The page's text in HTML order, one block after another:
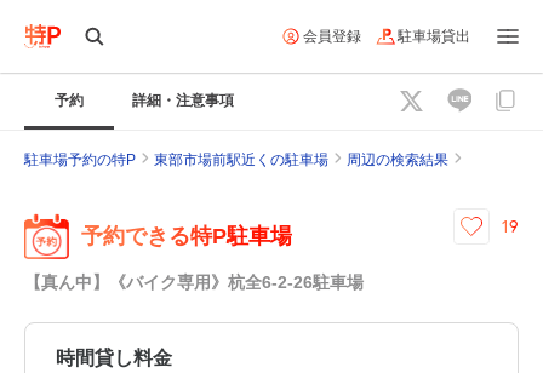
会員登録 駐車場貸出
予約 詳細・注意事項
駐車場予約の特P 東部市場前駅近くの駐車場 周辺の検索結果
予約できる特P駐車場
【真ん中】《バイク専用》杭全6-2-26駐車場
19
時間貸し料金